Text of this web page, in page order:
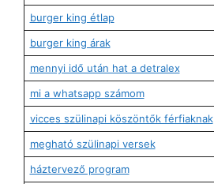
burger king étlap
burger king árak
mennyi idő után hat a detralex
mi a whatsapp számom
vicces szülinapi köszöntők férfiaknak
megható szülinapi versek
háztervező program